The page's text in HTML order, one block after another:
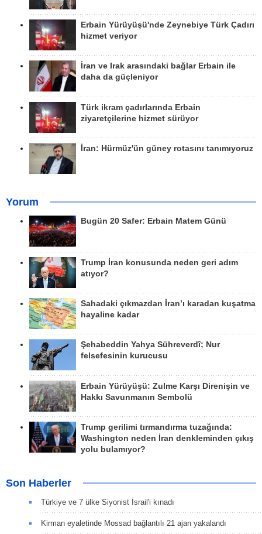
Erbain Yürüyüşü'nde Zeynebiye Türk Çadırı
hizmet veriyor
İran ve Irak arasındaki bağlar Erbain ile
daha da güçleniyor
Türk ikram çadırlarında Erbain
ziyaretçilerine hizmet sürüyor
İran: Hürmüz'ün güney rotasını tanımıyoruz
Yorum
Bugün 20 Safer: Erbain Matem Günü
Trump İran konusunda neden geri adım
atıyor?
Sahadaki çıkmazdan İran’ı karadan kuşatma
hayaline kadar
Şehabeddin Yahya Sühreverdî; Nur
felsefesinin kurucusu
Erbain Yürüyüşü: Zulme Karşı Direnişin ve
Hakkı Savunmanın Sembolü
Trump gerilimi tırmandırma tuzağında:
Washington neden İran denkleminden çıkış
yolu bulamıyor?
Son Haberler
Türkiye ve 7 ülke Siyonist İsrail'i kınadı
Kirman eyaletinde Mossad bağlantılı 21 ajan yakalandı